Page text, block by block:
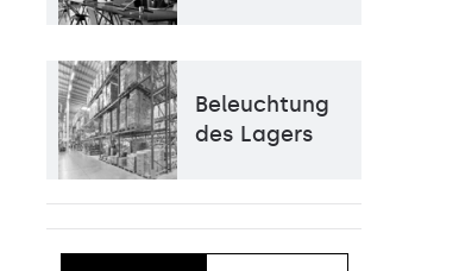
Beleuchtung
des Lagers